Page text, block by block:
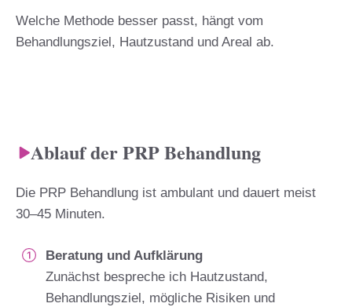
Welche Methode besser passt, hängt vom
Behandlungsziel, Hautzustand und Areal ab.
Ablauf der PRP Behandlung
Die PRP Behandlung ist ambulant und dauert meist
30–45 Minuten.
Beratung und Aufklärung
Zunächst bespreche ich Hautzustand,
Behandlungsziel, mögliche Risiken und